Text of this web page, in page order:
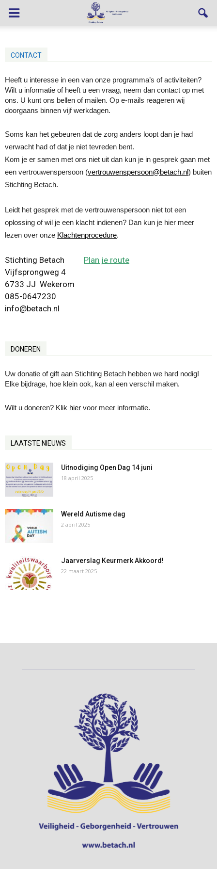
CONTACT
Heeft u interesse in een van onze programma’s of activiteiten?
Wilt u informatie of heeft u een vraag, neem dan contact op met
ons. U kunt ons bellen of mailen. Op e-mails reageren wij
doorgaans binnen vijf werkdagen.
Soms kan het gebeuren dat de zorg anders loopt dan je had
verwacht had of dat je niet tevreden bent.
Kom je er samen met ons niet uit dan kun je in gesprek gaan met
een vertrouwenspersoon (vertrouwenspersoon@betach.nl) buiten
Stichting Betach.
Leidt het gesprek met de vertrouwenspersoon niet tot een
oplossing of wil je een klacht indienen? Dan kun je hier meer
lezen over onze Klachtenprocedure.
Stichting Betach Plan je route
Vijfsprongweg 4
6733 JJ Wekerom
085-0647230
info@betach.nl
DONEREN
Uw donatie of gift aan Stichting Betach hebben we hard nodig!
Elke bijdrage, hoe klein ook, kan al een verschil maken.
Wilt u doneren? Klik hier voor meer informatie.
LAATSTE NIEUWS
Uitnodiging Open Dag 14 juni
18 april 2025
Wereld Autisme dag
2 april 2025
Jaarverslag Keurmerk Akkoord!
22 maart 2025